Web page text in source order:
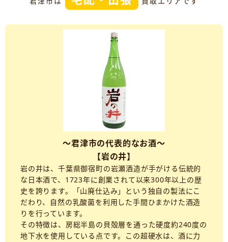
～君津市の代表的なお酒～
【岩の井】
岩の井は、千葉県御宿町の岩瀬酒造が手がける伝統的
な日本酒で、1723年に創業されて以来300年以上の歴
史を誇ります。「山廃仕込み」という独自の製法にこ
だわり、自然の乳酸菌を利用した手間ひまかけた酒造
りを行っています。
その特徴は、房総半島の貝殻層を通った硬度約240度の
地下水を使用している点です。この超硬水は、酒に力